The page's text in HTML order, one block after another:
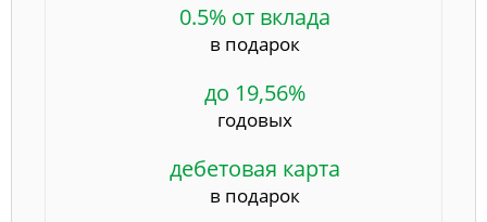
0.5% от вклада
в подарок
до 19,56%
годовых
дебетовая карта
в подарок